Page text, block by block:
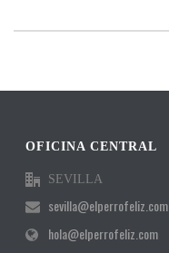
OFICINA CENTRAL
SEVILLA
sevilla@elperrofeliz.com
hola@elperrofeliz.com